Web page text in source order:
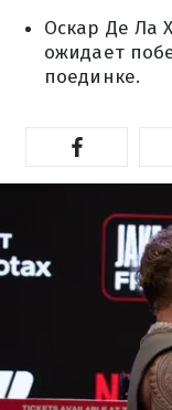
Оскар Де Ла
ожидает
поединке.